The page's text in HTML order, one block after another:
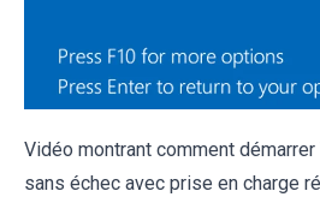
Vidéo montrant comment
sans échec avec prise en charge